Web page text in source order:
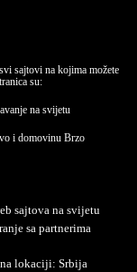
sajtovi na kojima možete
su:
na svijetu
i domovinu Brzo
sajtova na svijetu
sa partnerima
lokaciji: Srbija